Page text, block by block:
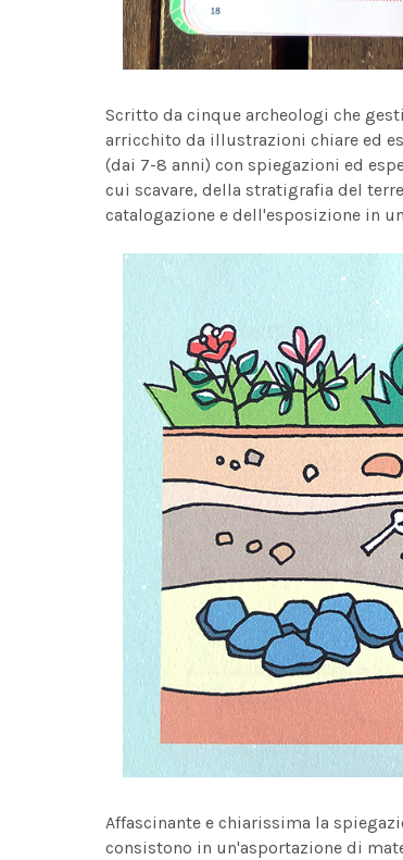
Scritto da cinque archeologi che
arricchito da illustrazioni chiare ed
(dai 7-8 anni) con spiegazioni ed
cui scavare, della stratigrafia del
catalogazione e dell'esposizione in
Affascinante e chiarissima la
consistono in un'asportazione di